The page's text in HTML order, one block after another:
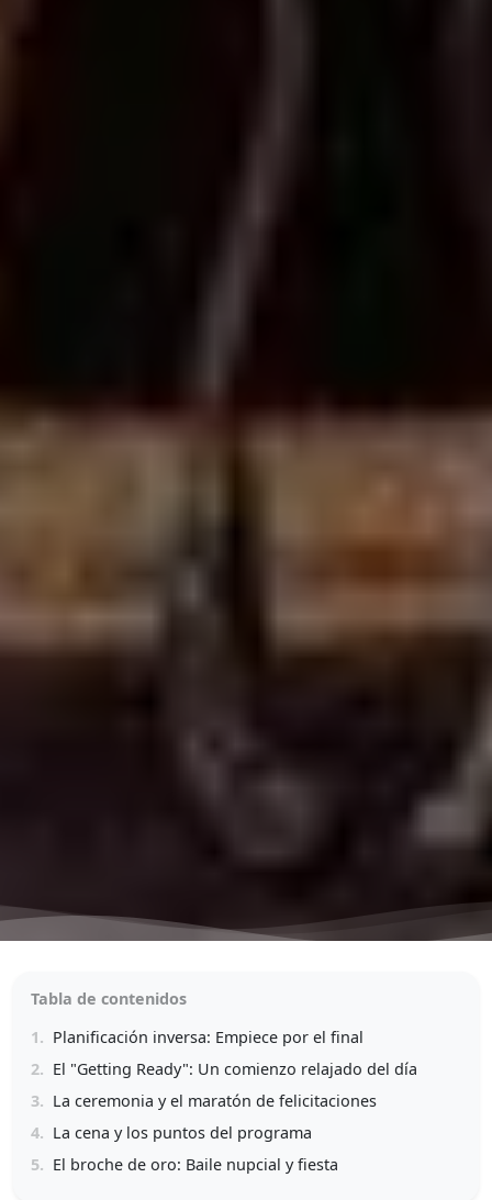
Tabla de contenidos
1. Planificación inversa: Empiece por el final
2. El "Getting Ready": Un comienzo relajado del día
3. La ceremonia y el maratón de felicitaciones
4. La cena y los puntos del programa
5. El broche de oro: Baile nupcial y fiesta